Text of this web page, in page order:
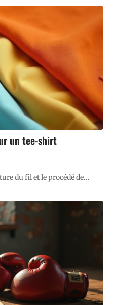
un tee-shirt
du fil et le procédé de…